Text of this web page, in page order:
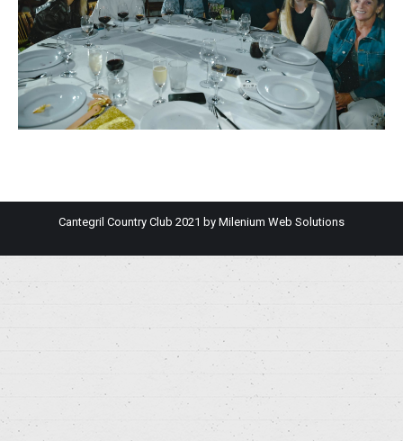
Cantegril Country Club 2021 by Milenium Web Solutions